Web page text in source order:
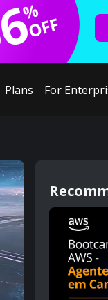
%
OFF
Plans For